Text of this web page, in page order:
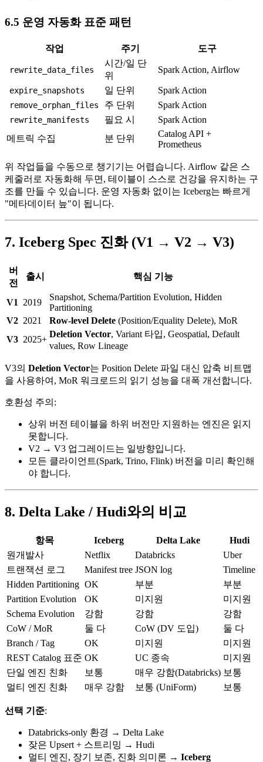
6.5 운영 자동화 표준 패턴
작업 주기 도구
rewrite_data_files
시간/일 단
위
Spark Action, Airflow
expire_snapshots 일 단위 Spark Action
remove_orphan_files 주 단위 Spark Action
rewrite_manifests 필요 시
Spark Action
메트릭 수집
분 단위
Catalog API +
Prometheus
위 작업들을 수동으로 챙기기는 어렵습니다. Airflow 같은 스
케줄러로 자동화해 두면, 테이블이 스스로 건강을 유지하는 구
조를 만들 수 있습니다. 운영 자동화 없이는 Iceberg는 빠르게
"메타데이터 늪"이 됩니다.
7. Iceberg Spec 진화 (V1 → V2 → V3)
버
전
출시 핵심 기능
V1 2019
Snapshot, Schema/Partition Evolution, Hidden
Partitioning
V2 2021 Row-level Delete (Position/Equality Delete), MoR
V3 2025+
Deletion Vector, Variant 타입, Geospatial, Default
values, Row Lineage
V3의 Deletion Vector는 Position Delete 파일 대신 압축 비트맵
을 사용하여, MoR 워크로드의 읽기 성능을 대폭 개선합니다.
호환성 주의:
상위 버전 테이블을 하위 버전만 지원하는 엔진은 읽지
못합니다.
V2 → V3 업그레이드는 일방향입니다.
모든 클라이언트(Spark, Trino, Flink) 버전을 미리 확인해
야 합니다.
8. Delta Lake / Hudi와의 비교
항목 Iceberg Delta Lake
Hudi
원개발사
Netflix Databricks
Uber
트랜잭션 로그
Manifest tree JSON log
Timeline
Hidden Partitioning OK 부분
부분
Partition Evolution
OK 미지원
미지원
Schema Evolution
강함 강함
강함
CoW / MoR
둘 다 CoW (DV 도입)
둘 다
Branch / Tag
OK 미지원
미지원
REST Catalog 표준 OK UC 종속
미지원
단일 엔진 친화
보통 매우 강함(Databricks) 보통
멀티 엔진 친화
매우 강함 보통 (UniForm) 보통
선택 기준:
Databricks-only 환경 → Delta Lake
잦은 Upsert + 스트리밍 → Hudi
멀티 엔진, 장기 보존, 진화 의미론 → Iceberg